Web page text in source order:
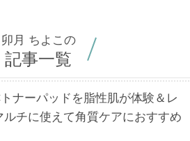
卯月 ちよこの
記事一覧
ナーパッドを脂性肌が体験＆レ
ルチに使えて角質ケアにおすすめ